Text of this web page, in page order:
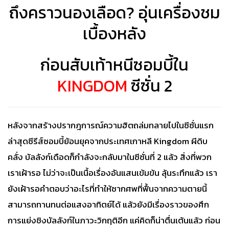
ถึงคราวนองเลือด? อุ่นเครื่องชม
เบื้องหลัง
ก่อนสับเท้าหนีซอมบี้ใน
KINGDOM ซีซั่น 2
หลังจากสร้างปรากฎการณ์ความฮิตถล่มทลายไปในซีซั่นแรก
ล่าสุดซีรีส์ซอมบี้ย้อนยุคจากประเทศเกาหลี Kingdom ผีดิบ
คลั่ง บัลลังก์เดือดก็กำลังจะกลับมาในซีซั่นที่ 2 แล้ว สิ่งที่พวก
เราเฝ้ารอ ไม่ว่าจะเป็นเนื้อเรื่องอันแสนเข้มข้น ลุ้นระทึกแล้ว เรา
ยังเฝ้ารอคำตอบว่าอะไรที่ทำให้ซากศพที่ฟื้นจากความตายนี้
สามารถทานทนต่อแสงอาทิตย์ได้ แล้วยังมีเรื่องราวของศึก
การแย่งชิงบัลลังก์ในภาวะวิกฤติอีก แค่คิดก็น่าตื่นเต้นแล้ว ก่อน